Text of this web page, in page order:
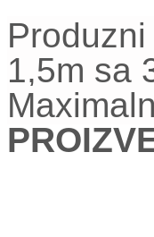
1,5m sa